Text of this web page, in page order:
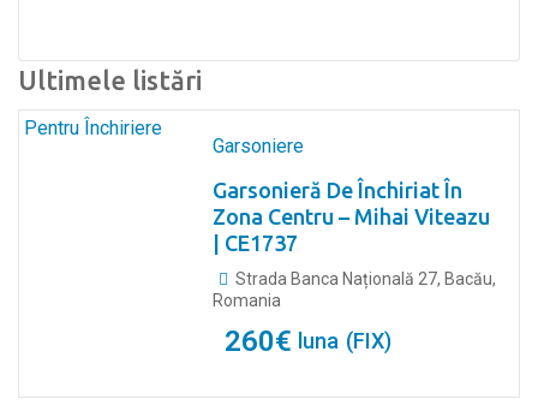
Ultimele listări
Pentru Închiriere
Garsoniere
Garsonieră De Închiriat În
Zona Centru – Mihai Viteazu
| CE1737
Strada Banca Națională 27, Bacău,
Romania
260€ luna (FIX)